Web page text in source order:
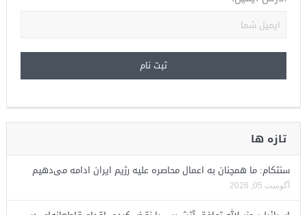
تازه ها
سنتکام: ما همچنان به اعمال محاصره علیه رژیم ایران ادامه می‌دهیم
آگوست 05, 2026